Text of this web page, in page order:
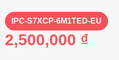
IPC-S7XCP-6M1TED-EU
2,500,000 ₫